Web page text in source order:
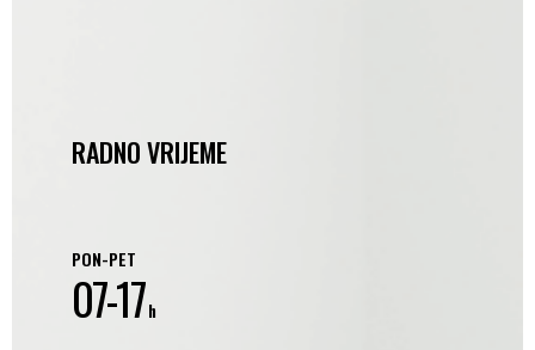
RADNO VRIJEME
PON-PET
07-17h